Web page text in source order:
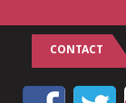
CONTACT